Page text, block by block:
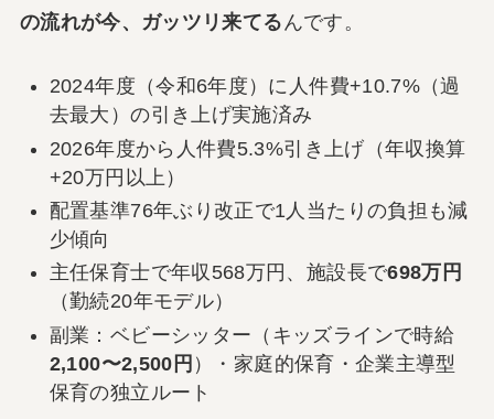
の流れが今、ガッツリ来てる んです。
2024年度（令和6年度）に人件費+10.7%（過
去最大）の引き上げ実施済み
2026年度から人件費5.3%引き上げ（年収換算
+20万円以上）
配置基準76年ぶり改正で1人当たりの負担も減
少傾向
主任保育士で年収568万円、施設長で698万円
（勤続20年モデル）
副業：ベビーシッター（キッズラインで時給
2,100〜2,500円 ）・家庭的保育・企業主導型
保育の独立ルート